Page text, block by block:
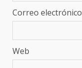
Correo electrónico
Web